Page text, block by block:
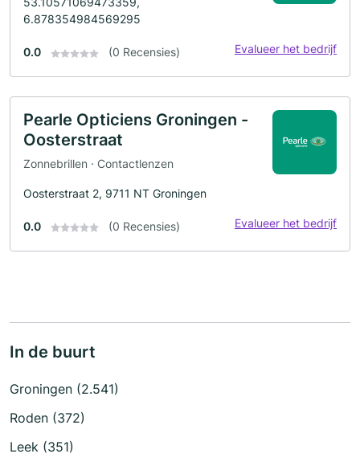
6.878354984569295
0.0 (0 Recensies) Evalueer het bedrijf
Pearle Opticiens Groningen -
Oosterstraat
Zonnebrillen · Contactlenzen
Oosterstraat 2, 9711 NT Groningen
0.0 (0 Recensies) Evalueer het bedrijf
In de buurt
Groningen (2.541)
Roden (372)
Leek (351)